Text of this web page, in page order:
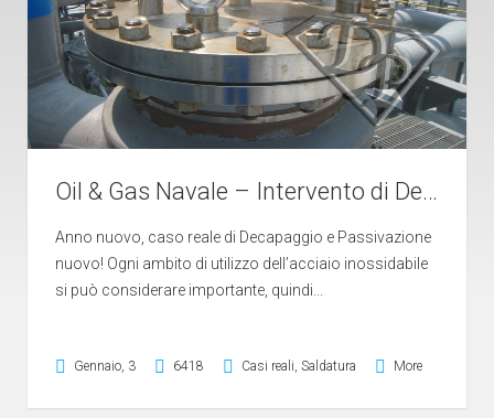
Oil & Gas Navale – Intervento di Decapaggio e Passivazione
Anno nuovo, caso reale di Decapaggio e Passivazione
nuovo! Ogni ambito di utilizzo dell’acciaio inossidabile
si può considerare importante, quindi...
Gennaio, 3 6418 Casi reali Saldatura More